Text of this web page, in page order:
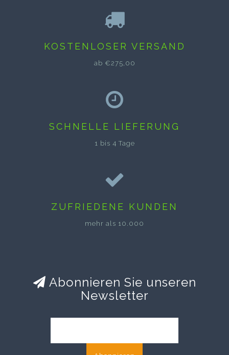
KOSTENLOSER VERSAND
ab €275,00
SCHNELLE LIEFERUNG
1 bis 4 Tage
ZUFRIEDENE KUNDEN
mehr als 10.000
Abonnieren Sie unseren
Newsletter